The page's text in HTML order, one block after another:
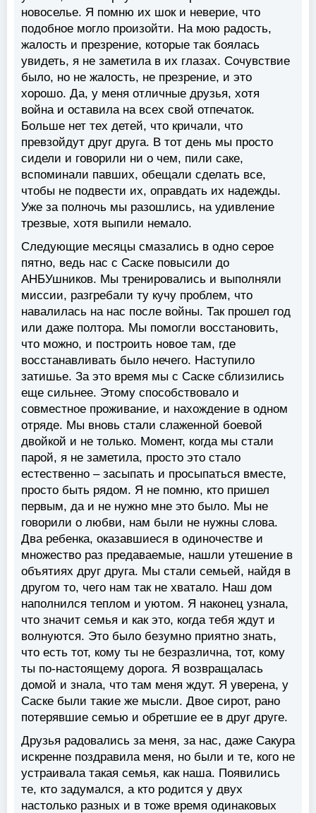
новоселье. Я помню их шок и неверие, что
подобное могло произойти. На мою радость,
жалость и презрение, которые так боялась
увидеть, я не заметила в их глазах. Сочувствие
было, но не жалость, не презрение, и это
хорошо. Да, у меня отличные друзья, хотя
война и оставила на всех свой отпечаток.
Больше нет тех детей, что кричали, что
превзойдут друг друга. В тот день мы просто
сидели и говорили ни о чем, пили саке,
вспоминали павших, обещали сделать все,
чтобы не подвести их, оправдать их надежды.
Уже за полночь мы разошлись, на удивление
трезвые, хотя выпили немало.
Следующие месяцы смазались в одно серое
пятно, ведь нас с Саске повысили до
АНБУшников. Мы тренировались и выполняли
миссии, разгребали ту кучу проблем, что
навалилась на нас после войны. Так прошел год
или даже полтора. Мы помогли восстановить,
что можно, и построить новое там, где
восстанавливать было нечего. Наступило
затишье. За это время мы с Саске сблизились
еще сильнее. Этому способствовало и
совместное проживание, и нахождение в одном
отряде. Мы вновь стали слаженной боевой
двойкой и не только. Момент, когда мы стали
парой, я не заметила, просто это стало
естественно – засыпать и просыпаться вместе,
просто быть рядом. Я не помню, кто пришел
первым, да и не нужно мне это было. Мы не
говорили о любви, нам были не нужны слова.
Два ребенка, оказавшиеся в одиночестве и
множество раз предаваемые, нашли утешение в
объятиях друг друга. Мы стали семьей, найдя в
другом то, чего нам так не хватало. Наш дом
наполнился теплом и уютом. Я наконец узнала,
что значит семья и как это, когда тебя ждут и
волнуются. Это было безумно приятно знать,
что есть тот, кому ты не безразлична, тот, кому
ты по-настоящему дорога. Я возвращалась
домой и знала, что там меня ждут. Я уверена, у
Саске были такие же мысли. Двое сирот, рано
потерявшие семью и обретшие ее в друг друге.
Друзья радовались за меня, за нас, даже Сакура
искренне поздравила меня, но были и те, кого не
устраивала такая семья, как наша. Появились
те, кто задумался, а кто родится у двух
настолько разных и в тоже время одинаковых